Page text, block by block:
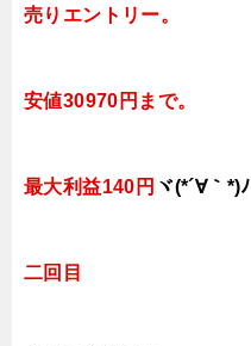
売りエントリー。
安値30970円まで。
最大利益140円 ヾ(*´∀｀*)ﾉ
二回目